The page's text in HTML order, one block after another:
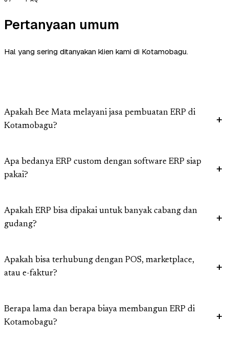
Pertanyaan umum
Hal yang sering ditanyakan klien kami di Kotamobagu.
Apakah Bee Mata melayani jasa pembuatan ERP di
Kotamobagu?
Apa bedanya ERP custom dengan software ERP siap
pakai?
Apakah ERP bisa dipakai untuk banyak cabang dan
gudang?
Apakah bisa terhubung dengan POS, marketplace,
atau e-faktur?
Berapa lama dan berapa biaya membangun ERP di
Kotamobagu?